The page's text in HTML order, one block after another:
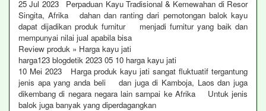
25 Jul 2023 Perpaduan Kayu Tradisional & Kemewahan di Resor
Singita, Afrika dahan dan ranting dari pemotongan balok kayu
dapat dijadikan produk furnitur menjadi furnitur yang baik dan
mempunyai nilai jual apabila bisa
Review produk » Harga kayu jati
harga123 blogdetik 2023 05 10 harga kayu jati
10 Mei 2023 Harga produk kayu jati sangat fluktuatif tergantung
jenis apa yang anda beli dan juga di Kamboja, Laos dan juga
dikembang di negara negara lain sampai ke Afrika Untuk jenis
balok juga banyak yang diperdagangkan